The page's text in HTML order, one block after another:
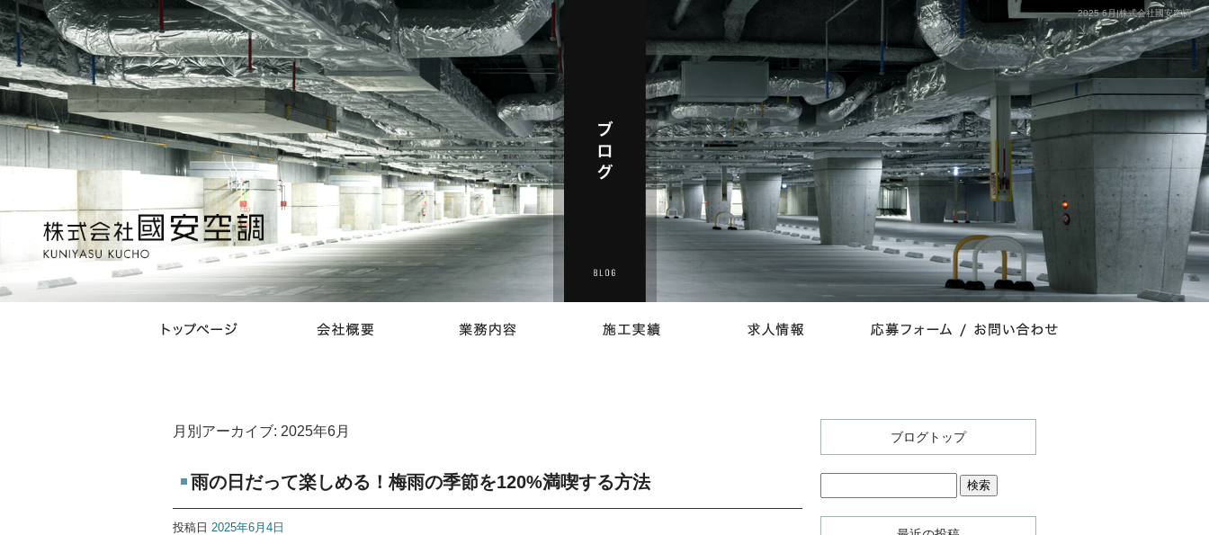
2025 6月|株式会社國安空調
月別アーカイブ: 2025年6月
雨の日だって楽しめる！梅雨の季節を120%満喫する方法
投稿日 2025年6月4日
ブログトップ